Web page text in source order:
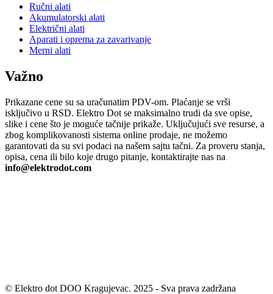
Ručni alati
Akumulatorski alati
Električni alati
Aparati i oprema za zavarivanje
Merni alati
Važno
Prikazane cene su sa uračunatim PDV-om. Plaćanje se vrši
isključivo u RSD. Elektro Dot se maksimalno trudi da sve opise,
slike i cene što je moguće tačnije prikaže. Uključujući sve resurse, a
zbog komplikovanosti sistema online prodaje, ne možemo
garantovati da su svi podaci na našem sajtu tačni. Za proveru stanja,
opisa, cena ili bilo koje drugo pitanje, kontaktirajte nas na
info@elektrodot.com
© Elektro dot DOO Kragujevac. 2025 - Sva prava zadržana